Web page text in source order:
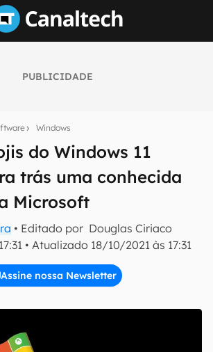
PUBLICIDADE
Windows
do Windows 11
trás uma conhecida
Microsoft
• Editado por Douglas Ciriaco
• Atualizado 18/10/2021 às 17:31
Assine nossa Newsletter
sobre tecnologia em primeira
inscreva-se
li, aceito e concordo com os Termos de
de Privacidade do Canaltech.